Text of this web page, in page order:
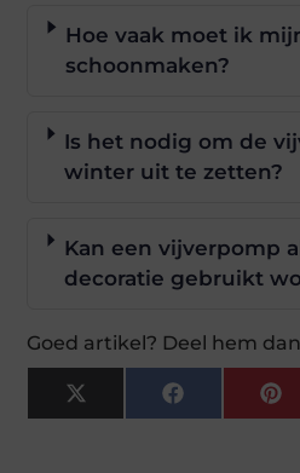
Hoe vaak moet ik
schoonmaken?
Is het nodig om de
winter uit te zetten?
Kan een vijverpomp
decoratie gebruikt
Goed artikel? Deel hem
X
(Twitter)
Facebook